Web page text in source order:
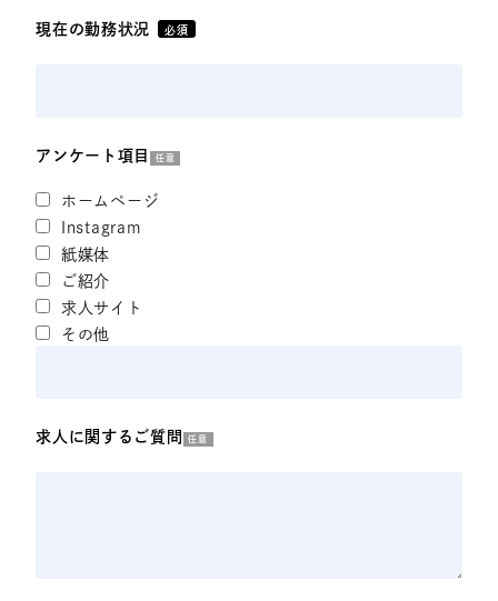
現在の勤務状況 必須
アンケート項目 任意
ホームページ
Instagram
紙媒体
ご紹介
求人サイト
その他
求人に関するご質問 任意